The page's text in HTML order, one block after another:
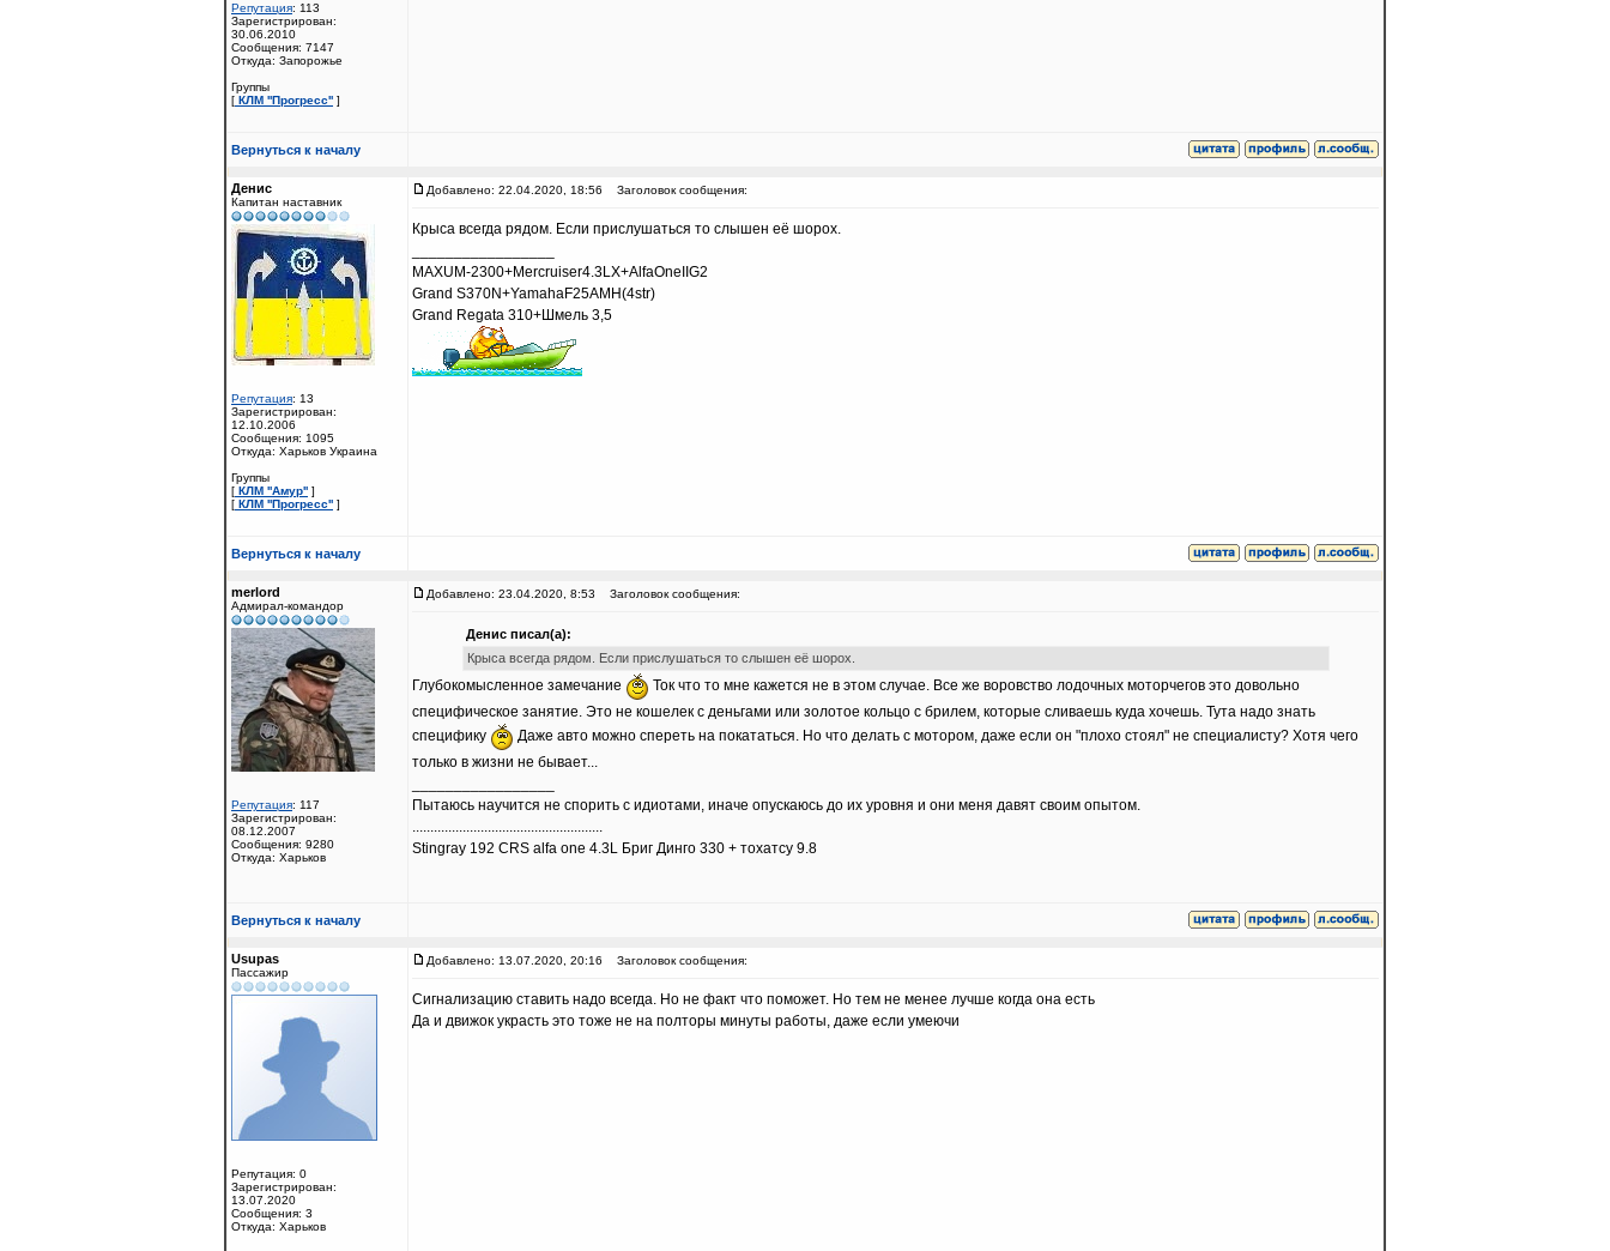
Репутация: 113
Зарегистрирован:
30.06.2010
Сообщения: 7147
Откуда: Запорожье
Группы
[ КЛМ ''Прогресс'' ]
Вернуться к началу
Денис
Капитан наставник
Репутация: 13
Зарегистрирован:
12.10.2006
Сообщения: 1095
Откуда: Харьков Украина
Группы
[ КЛМ ''Амур'' ]
[ КЛМ ''Прогресс'' ]
Добавлено: 22.04.2020, 18:56 Заголовок сообщения:
Крыса всегда рядом. Если прислушаться то слышен её шорох.
MAXUM-2300+Mercruiser4.3LX+AlfaOneIIG2
Grand S370N+YamahaF25AMH(4str)
Grand Regata 310+Шмель 3,5
Вернуться к началу
merlord
Адмирал-командор
Репутация: 117
Зарегистрирован:
08.12.2007
Сообщения: 9280
Откуда: Харьков
Добавлено: 23.04.2020, 8:53 Заголовок сообщения:
Денис писал(а):
Крыса всегда рядом. Если прислушаться то слышен её шорох.
Глубокомысленное замечание
Ток что то мне кажется не в этом случае. Все же воровство лодочных моторчегов это довольно
специфическое занятие. Это не кошелек с деньгами или золотое кольцо с брилем, которые сливаешь куда хочешь. Тута надо знать
специфику
Даже авто можно спереть на покататься. Но что делать с мотором, даже если он "плохо стоял" не специалисту? Хотя чего
только в жизни не бывает...
Пытаюсь научится не спорить с идиотами, иначе опускаюсь до их уровня и они меня давят своим опытом.
.....................................................
Stingray 192 CRS alfa one 4.3L Бриг Динго 330 + тохатсу 9.8
Вернуться к началу
Usupas
Пассажир
Репутация: 0
Зарегистрирован:
13.07.2020
Сообщения: 3
Откуда: Харьков
Добавлено: 13.07.2020, 20:16 Заголовок сообщения:
Сигнализацию ставить надо всегда. Но не факт что поможет. Но тем не менее лучше когда она есть
Да и движок украсть это тоже не на полторы минуты работы, даже если умеючи